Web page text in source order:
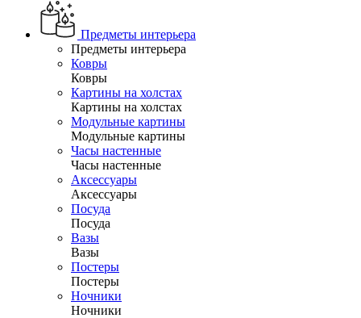
Предметы интерьера
Предметы интерьера
Ковры
Ковры
Картины на холстах
Картины на холстах
Модульные картины
Модульные картины
Часы настенные
Часы настенные
Аксессуары
Аксессуары
Посуда
Посуда
Вазы
Вазы
Постеры
Постеры
Ночники
Ночники